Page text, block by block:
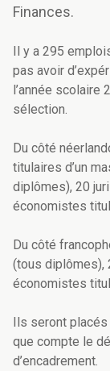
Finances.
Il y a 295
pas avoir
l’année
sélection.
Du côté
titulaires d’un
diplômes), 20
économistes
Du côté
(tous diplômes),
économistes
Ils seront
que compte le
d’encadrement.